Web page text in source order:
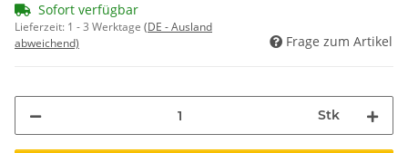
Sofort verfügbar
Lieferzeit: 1 - 3 Werktage (DE - Ausland
abweichend)
Frage zum Artikel
Stk